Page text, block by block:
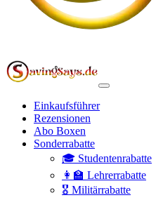
Einkaufsführer
Rezensionen
Abo Boxen
Sonderrabatte
🎓 Studentenrabatte
👩‍🏫 Lehrerrabatte
🎖️ Militärrabatte